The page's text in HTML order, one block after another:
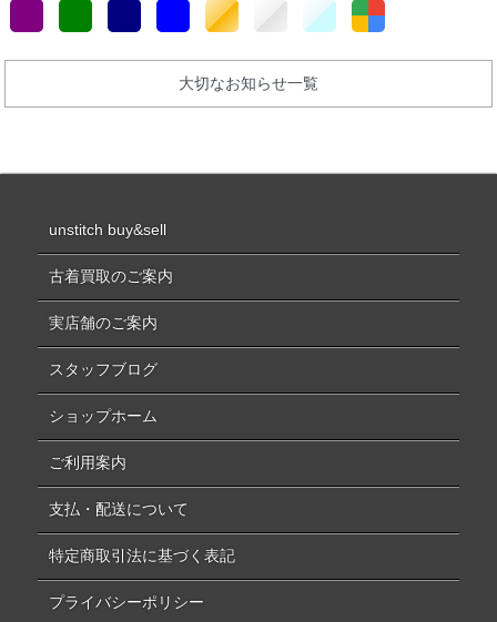
大切なお知らせ一覧
unstitch buy&sell
古着買取のご案内
実店舗のご案内
スタッフブログ
ショップホーム
ご利用案内
支払・配送について
特定商取引法に基づく表記
プライバシーポリシー